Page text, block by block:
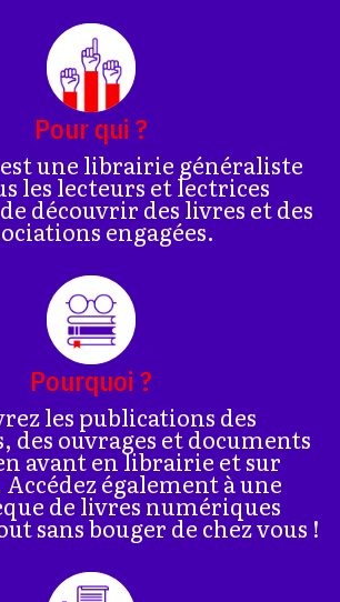
Pour qui ?
une librairie généraliste
les lecteurs et lectrices
découvrir des livres et des
engagées.
Pourquoi ?
les publications des
des ouvrages et documents
avant en librairie et sur
également à une
de livres numériques
sans bouger de chez vous !